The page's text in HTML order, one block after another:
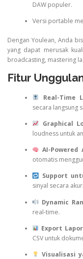
DAW populer.
Versi portable
Dengan Youlean, Anda
yang dapat merusak
broadcasting, mastering
Fitur
Real-Time
secara langsung
Graphical
loudness untuk
AI-Powered
otomatis
Support
sinyal secara
Dynamic
real-time.
Export
CSV untuk
Visualisasi